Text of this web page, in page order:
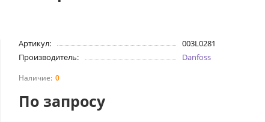
Артикул:
003L0281
Производитель:
Danfoss
0
По запросу